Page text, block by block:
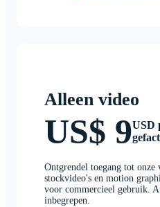
Alleen video
US$ 9USD
Ontgrendel toegang tot
stockvideo's en motion
voor commercieel gebruik.
inbegrepen.